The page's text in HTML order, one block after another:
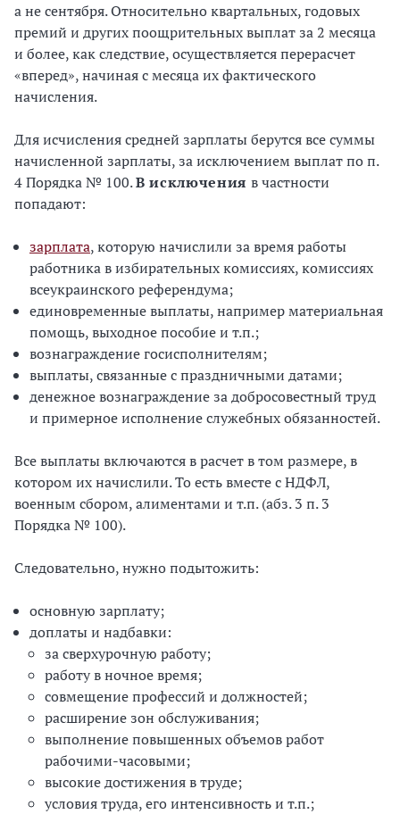
а не сентября. Относительно квартальных, годовых
премий и других поощрительных выплат за 2 месяца
и более, как следствие, осуществляется перерасчет
«вперед», начиная с месяца их фактического
начисления.
Для исчисления средней зарплаты берутся все суммы
начисленной зарплаты, за исключением выплат по п.
4 Порядка № 100.В исключения в частности
попадают:
зарплата, которую начислили за время работы
работника в избирательных комиссиях, комиссиях
всеукраинского референдума;
единовременные выплаты, например материальная
помощь, выходное пособие и т.п.;
вознаграждение госисполнителям;
выплаты, связанные с праздничными датами;
денежное вознаграждение за добросовестный труд
и примерное исполнение служебных обязанностей.
Все выплаты включаются в расчет в том размере, в
котором их начислили. То есть вместе с НДФЛ,
военным сбором, алиментами и т.п. (абз. 3 п. 3
Порядка № 100).
Следовательно, нужно подытожить:
основную зарплату;
доплаты и надбавки:
за сверхурочную работу;
работу в ночное время;
совмещение профессий и должностей;
расширение зон обслуживания;
выполнение повышенных объемов работ
рабочими-часовыми;
высокие достижения в труде;
условия труда, его интенсивность и т.п.;